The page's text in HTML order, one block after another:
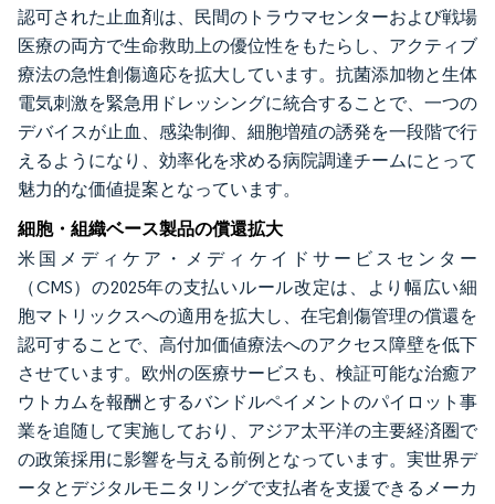
認可された止血剤は、民間のトラウマセンターおよび戦場
医療の両方で生命救助上の優位性をもたらし、アクティブ
療法の急性創傷適応を拡大しています。抗菌添加物と生体
電気刺激を緊急用ドレッシングに統合することで、一つの
デバイスが止血、感染制御、細胞増殖の誘発を一段階で行
えるようになり、効率化を求める病院調達チームにとって
魅力的な価値提案となっています。
細胞・組織ベース製品の償還拡大
米国メディケア・メディケイドサービスセンター
（CMS）の2025年の支払いルール改定は、より幅広い細
胞マトリックスへの適用を拡大し、在宅創傷管理の償還を
認可することで、高付加価値療法へのアクセス障壁を低下
させています。欧州の医療サービスも、検証可能な治癒ア
ウトカムを報酬とするバンドルペイメントのパイロット事
業を追随して実施しており、アジア太平洋の主要経済圏で
の政策採用に影響を与える前例となっています。実世界デ
ータとデジタルモニタリングで支払者を支援できるメーカ